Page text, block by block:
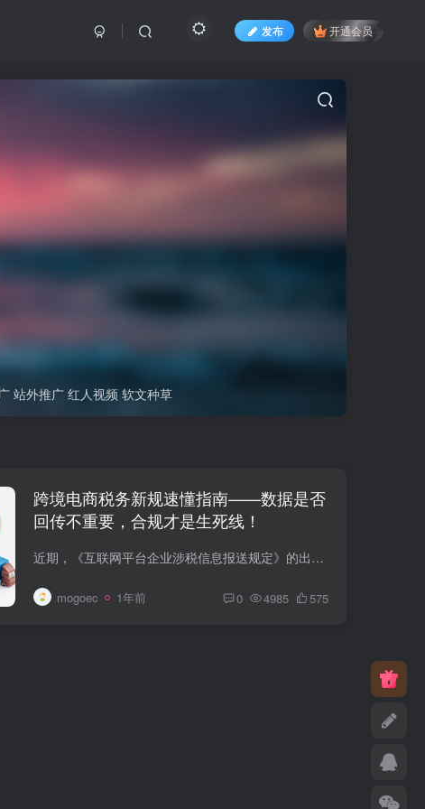
发布 开通会员
站外推广 红人视频 软文种草
跨境电商税务新规速懂指南——数据是否
回传不重要，合规才是生死线！
近期，《互联网平台企业涉税信息报送规定》的出台引发跨境电商卖家广泛关注。大家最关心的问题是：亚马逊、TK、Temu等平台的数据是否会被推送给中国税务机关？结合最新政策动态和国际税收规则，...
mogoec 1年前 0 4985 575